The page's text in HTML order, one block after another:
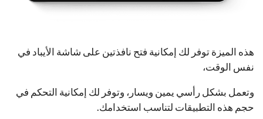
هذه الميزة توفر لك إمكانية فتح نافذتين على شاشة الأيباد في
نفس الوقت،
وتعمل بشكل رأسي يمين ويسار، وتوفر لك إمكانية التحكم في
حجم هذه التطبيقات لتناسب استخدامك.